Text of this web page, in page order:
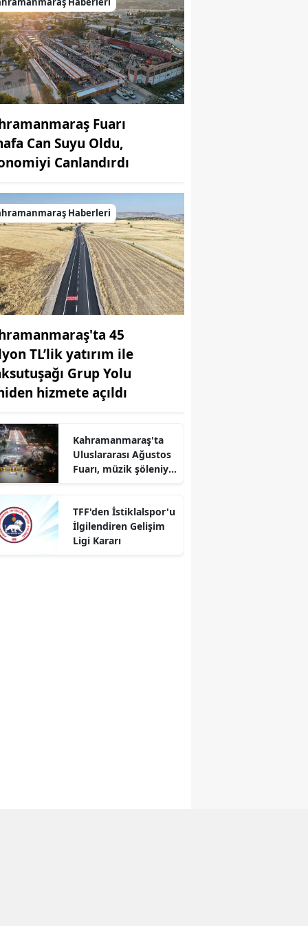
Fuarı
Can Suyu Oldu,
Canlandırdı
Haberleri
45
TL’lik yatırım ile
Grup Yolu
hizmete açıldı
Kahramanmaraş'ta
Uluslararası Ağustos
Fuarı, müzik şöleniyle
TFF'den İstiklalspor'u
İlgilendiren Gelişim
Ligi Kararı